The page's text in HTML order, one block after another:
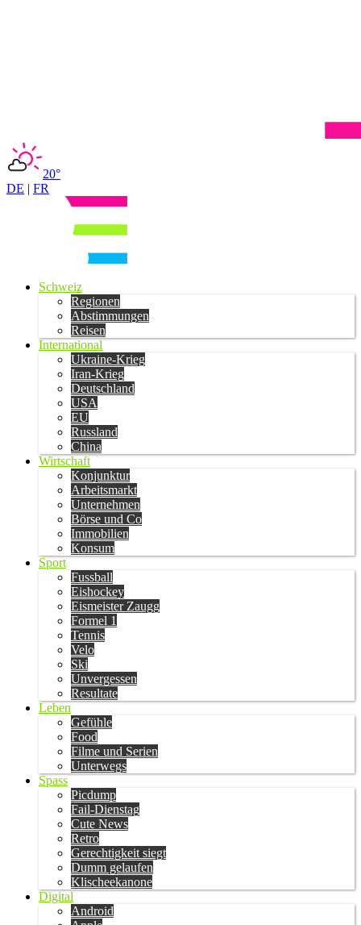
20°
DE | FR
Schweiz
Regionen
Abstimmungen
Reisen
International
Ukraine-Krieg
Iran-Krieg
Deutschland
USA
EU
Russland
China
Wirtschaft
Konjunktur
Arbeitsmarkt
Unternehmen
Börse und Co
Immobilien
Konsum
Sport
Fussball
Eishockey
Eismeister Zaugg
Formel 1
Tennis
Velo
Ski
Unvergessen
Resultate
Leben
Gefühle
Food
Filme und Serien
Unterwegs
Spass
Picdump
Fail-Dienstag
Cute News
Retro
Gerechtigkeit siegt
Dumm gelaufen
Klischeekanone
Digital
Android